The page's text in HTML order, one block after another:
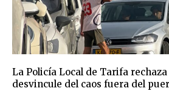
La Policía Local de Tarifa rechaza
desvincule del caos fuera del